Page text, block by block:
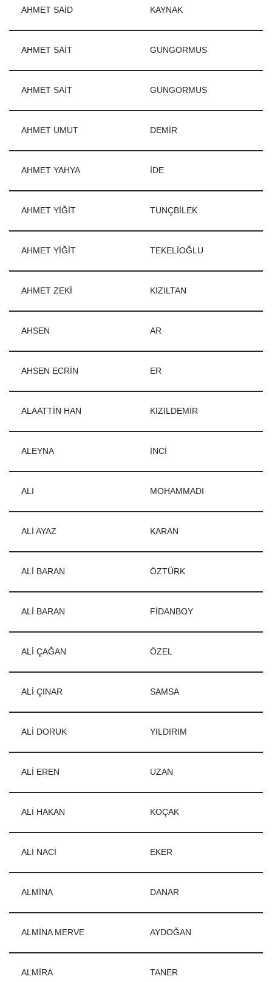
AHMET SAİD KAYNAK
AHMET SAİT GUNGORMUS
AHMET SAİT GUNGORMUS
AHMET UMUT DEMİR
AHMET YAHYA İDE
AHMET YİĞİT TUNÇBİLEK
AHMET YİĞİT TEKELİOĞLU
AHMET ZEKİ KIZILTAN
AHSEN AR
AHSEN ECRİN ER
ALAATTİN HAN KIZILDEMİR
ALEYNA İNCİ
ALI MOHAMMADI
ALİ AYAZ KARAN
ALİ BARAN ÖZTÜRK
ALİ BARAN FİDANBOY
ALİ ÇAĞAN ÖZEL
ALİ ÇINAR SAMSA
ALİ DORUK YILDIRIM
ALİ EREN UZAN
ALİ HAKAN KOÇAK
ALİ NACİ EKER
ALMİNA DANAR
ALMİNA MERVE AYDOĞAN
ALMİRA TANER